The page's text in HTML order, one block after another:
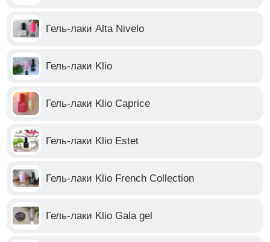
Гель-лаки Alta Nivelo
Гель-лаки Klio
Гель-лаки Klio Caprice
Гель-лаки Klio Estet
Гель-лаки Klio French Collection
Гель-лаки Klio Gala gel